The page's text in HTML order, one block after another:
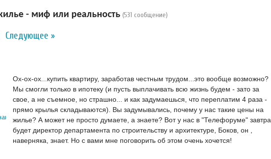
- миф или реальность (531 сообщение)
Следующее »
Ох-ох-ох...купить квартиру, заработав честным трудом...это вообще возможно?
Мы смогли только в ипотеку (и пусть выплачивать всю жизнь будем - зато за
свое, а не съемное, но страшно... и как задумаешься, что переплатим 4 раза -
прямо крылья складываются). Вы задумывались, почему у нас такие цены на
жилье? А может не просто думаете, а знаете? Вот у нас в "Телефоруме" завтра
будет директор департамента по строительству и архитектуре, Боков, он ,
наверняка, знает. Но с вами мне поговорить об этом очень хочется!